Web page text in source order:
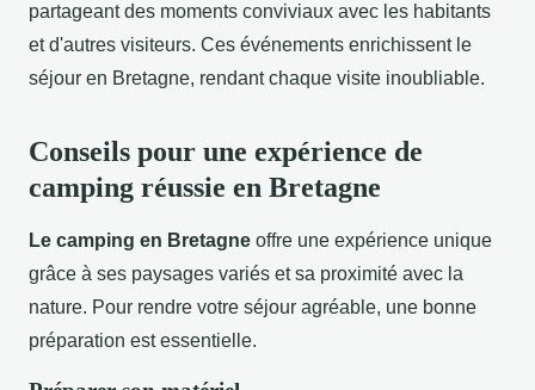
partageant des moments conviviaux avec les habitants
et d'autres visiteurs. Ces événements enrichissent le
séjour en Bretagne, rendant chaque visite inoubliable.
Conseils pour une expérience de
camping réussie en Bretagne
Le camping en Bretagne offre une expérience unique
grâce à ses paysages variés et sa proximité avec la
nature. Pour rendre votre séjour agréable, une bonne
préparation est essentielle.